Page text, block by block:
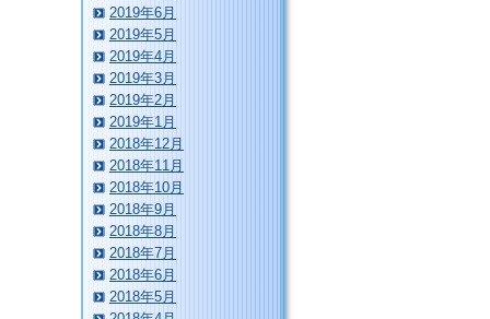
2019年6月
2019年5月
2019年4月
2019年3月
2019年2月
2019年1月
2018年12月
2018年11月
2018年10月
2018年9月
2018年8月
2018年7月
2018年6月
2018年5月